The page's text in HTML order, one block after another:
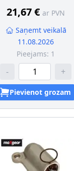
21,67 € ar PVN
Saņemt veikalā
11.08.2026
Pieejams: 1
- +
Pievienot grozam